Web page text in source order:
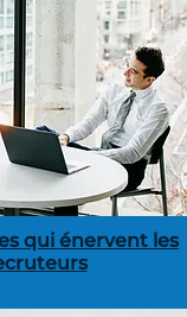
qui énervent les